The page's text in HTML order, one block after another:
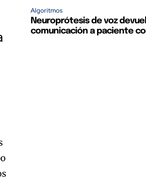
Algoritmos
Neuroprótesis de voz
comunicación a paciente